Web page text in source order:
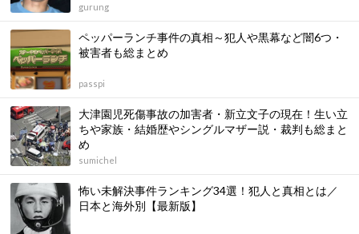
gurung
ペッパーランチ事件の真相～犯人や黒幕など闇6つ・
被害者も総まとめ
passpi
大津園児死傷事故の加害者・新立文子の現在！生い立
ちや家族・結婚歴やシングルマザー説・裁判も総まと
め
sumichel
怖い未解決事件ランキング34選！犯人と真相とは／
日本と海外別【最新版】